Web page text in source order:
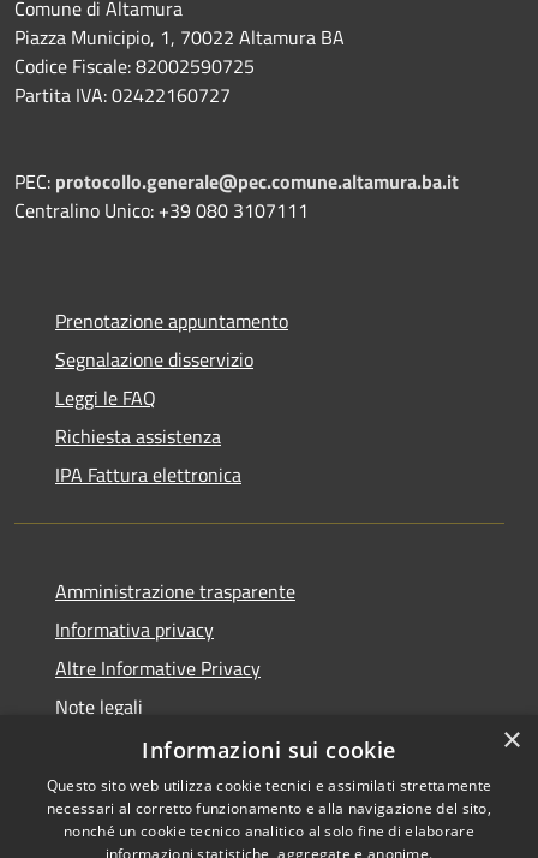
Comune di Altamura
Piazza Municipio, 1, 70022 Altamura BA
Codice Fiscale: 82002590725
Partita IVA: 02422160727
PEC: protocollo.generale@pec.comune.altamura.ba.it
Centralino Unico: +39 080 3107111
Prenotazione appuntamento
Segnalazione disservizio
Leggi le FAQ
Richiesta assistenza
IPA Fattura elettronica
Amministrazione trasparente
Informativa privacy
Altre Informative Privacy
Note legali
Dichiarazione di accessibilità
×
Informazioni sui cookie
Questo sito web utilizza cookie tecnici e assimilati strettamente
necessari al corretto funzionamento e alla navigazione del sito,
nonché un cookie tecnico analitico al solo fine di elaborare
informazioni statistiche, aggregate e anonime.